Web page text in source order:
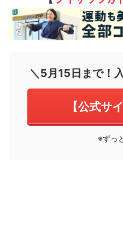
＼5月15日まで！
【公式サ
※ずっ